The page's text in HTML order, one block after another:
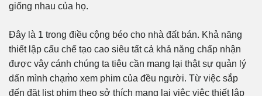
giống nhau của họ.
Đây là 1 trong điều cộng béo cho nhà đất bán. Khả năng
thiết lập cấu chế tạo cao siêu tất cả khả năng chấp nhận
được vây cánh chúng ta tiêu cần mang lại thật sự quản lý
dấn mình chạm̀o xem phim của đều người. Từ việc sắp
đến đặt list phim theo sở thích mang lại việc việc thiết lập